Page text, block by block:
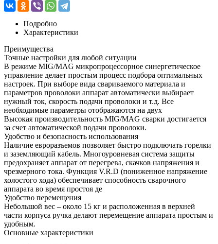
Подробно
Характеристики
Преимущества
Точные настройки для любой ситуации
В режиме MIG/MAG микропроцессорное синергетическое
управление делает простым процесс подбора оптимальных
настроек. При выборе вида свариваемого материала и
параметров проволоки аппарат автоматически выбирает
нужный ток, скорость подачи проволоки и т.д. Все
необходимые параметры отображаются на двух
Высокая производительность MIG/MAG сварки достигается
за счет автоматической подачи проволоки.
Удобство и безопасность использования
Наличие евроразъемов позволяет быстро подключать горелки
и заземляющий кабель. Многоуровневая система защиты
предохраняет аппарат от перегрева, скачков напряжения и
чрезмерного тока. Функция V.R.D (пониженное напряжение
холостого хода) обеспечивает способность сварочного
аппарата во время простоя де
Удобство перемещения
Небольшой вес – около 15 кг и расположенная в верхней
части корпуса ручка делают перемещение аппарата простым и
удобным.
Основные характеристики